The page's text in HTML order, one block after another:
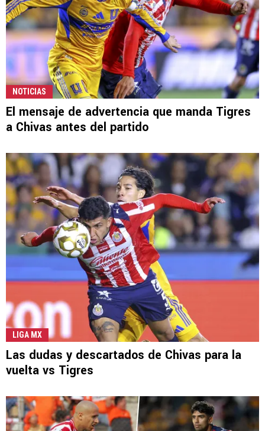
NOTICIAS
El mensaje de advertencia que manda Tigres
a Chivas antes del partido
LIGA MX
Las dudas y descartados de Chivas para la
vuelta vs Tigres